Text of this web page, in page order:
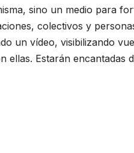
sino un medio para
colectivos y
un vídeo, visibilizando
ellas. Estarán encantadas